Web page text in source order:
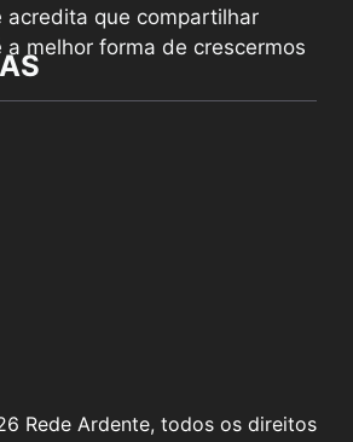
acredita que compartilhar
a melhor forma de crescermos
Rede Ardente, todos os direitos